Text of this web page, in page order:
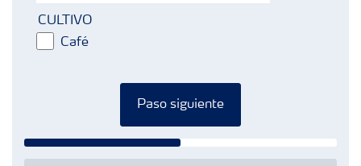
CULTIVO
Café
Paso siguiente